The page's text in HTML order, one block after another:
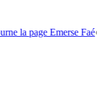
Emerse Faé●